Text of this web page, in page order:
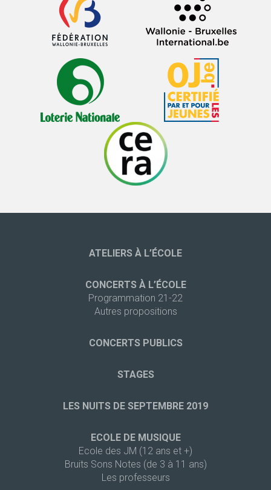
ATELIERS À L’ÉCOLE
CONCERTS À L’ÉCOLE
Programmation 21-22
Autres propositions
CONCERTS PUBLICS
STAGES
LES NUITS DE SEPTEMBRE 2019
ECOLE DE MUSIQUE
Ecole des JM (12 ans et +)
Bruits Sons Notes (de 3 à 11 ans)
Les professeurs